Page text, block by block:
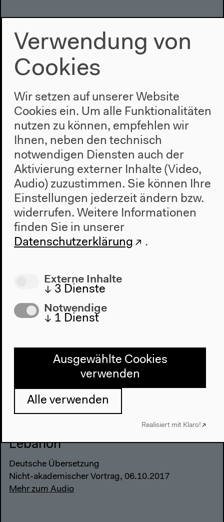
Ahmad Beydoun: Discursive
Management of a Paralyzed
System: Communitarianism in
Lebanon (Englisch)
Englische Übersetzung
Nicht-akademischer Vortrag, 06.10.2017
Mehr zum Audio
Ahmad Beydoun: Discursive
Management of a Paralyzed
System: Communitarianism in
Lebanon
Deutsche Übersetzung
Nicht-akademischer Vortrag, 06.10.2017
Mehr zum Audio
Verwendung von
Cookies
Wir setzen auf unserer Website
Cookies ein. Um alle Funktionalitäten
nutzen zu können, empfehlen wir
Ihnen, neben den technisch
notwendigen Diensten auch der
Aktivierung externer Inhalte (Video,
Audio) zuzustimmen. Sie können Ihre
Einstellungen jederzeit ändern bzw.
widerrufen. Weitere Informationen
finden Sie in unserer
Datenschutzerklärung
.
Externe Inhalte
↓ 3 Dienste
Notwendige
↓ 1 Dienst
Ausgewählte Cookies
verwenden
Alle verwenden
Realisiert mit Klaro!